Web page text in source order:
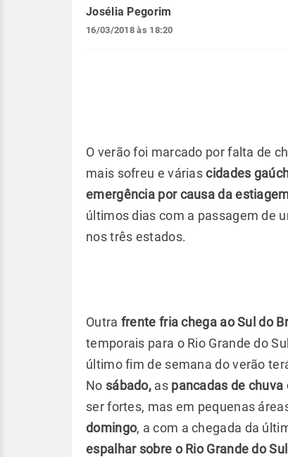
Josélia Pegorim
16/03/2018 às 18:20
O verão foi marcado por falta de
mais sofreu e váriascidades
emergência por causa da
últimos dias com a passagem de
nos três estados.
Outra frente fria chega ao Sul do
temporais para o Rio Grande do
último fim de semana do verão
No sábado, as pancadas de
ser fortes, mas em pequenas
domingo, a com a chegada da
espalhar sobre o Rio Grande do Sul